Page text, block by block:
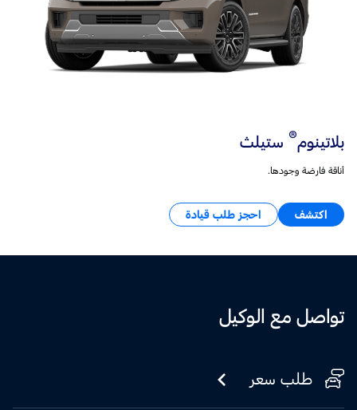
بلاتينوم® ستيلث
أناقة فارضة وجودها.
اكتشف احجز طلب قيادة
تواصل مع الوكيل
طلب سعر